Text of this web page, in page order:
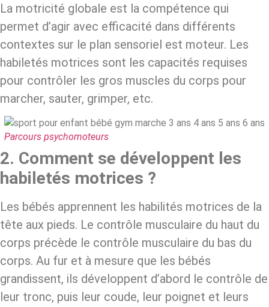
La motricité globale est la compétence qui
permet d’agir avec efficacité dans différents
contextes sur le plan sensoriel est moteur. Les
habiletés motrices sont les capacités requises
pour contrôler les gros muscles du corps pour
marcher, sauter, grimper, etc.
Parcours psychomoteurs
2. Comment se développent les
habiletés motrices ?
Les bébés apprennent les habilités motrices de la
tête aux pieds. Le contrôle musculaire du haut du
corps précède le contrôle musculaire du bas du
corps. Au fur et à mesure que les bébés
grandissent, ils développent d’abord le contrôle de
leur tronc, puis leur coude, leur poignet et leurs